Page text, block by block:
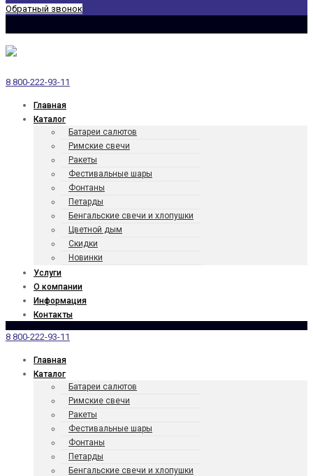
Обратный звонок
8 800-222-93-11
Главная
Каталог
Батареи салютов
Римские свечи
Ракеты
Фести­валь­ные шары
Фонтаны
Петарды
Бенгаль­ские свечи и хлопушки
Цветной дым
Скидки
Новинки
Услуги
О компании
Информация
Контакты
8 800-222-93-11
Главная
Каталог
Батареи салютов
Римские свечи
Ракеты
Фести­валь­ные шары
Фонтаны
Петарды
Бенгаль­ские свечи и хлопушки